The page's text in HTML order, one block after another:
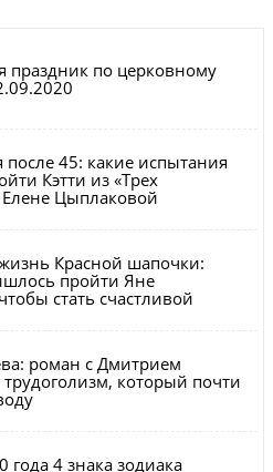
праздник по церковному
после 45: какие испытания
Кэтти из «Трех
Цыплаковой
Красной шапочки:
пройти Яне
стать счастливой
роман с Дмитрием
который почти
года 4 знака зодиака